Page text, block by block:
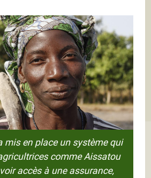
mis en place un système qui
comme Aissatou
accès à une assurance,